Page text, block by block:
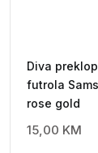
Diva
futrola
rose gold
15,00 KM